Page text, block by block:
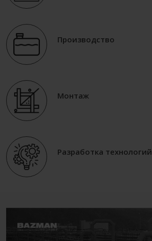
Производство
Монтаж
Разработка технологий